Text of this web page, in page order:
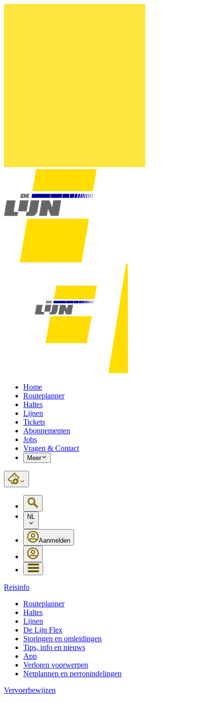
Home
Routeplanner
Haltes
Lijnen
Tickets
Abonnementen
Jobs
Vragen & Contact
Meer
NL
Aanmelden
Reisinfo
Routeplanner
Haltes
Lijnen
De Lijn Flex
Storingen en omleidingen
Tips, info en nieuws
App
Verloren voorwerpen
Netplannen en perronindelingen
Vervoerbewijzen